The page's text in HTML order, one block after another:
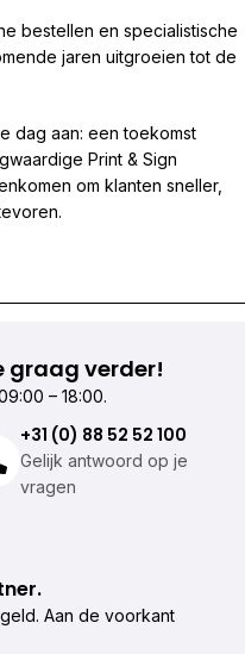
bestellen en specialistische
jaren uitgroeien tot de
dag aan: een toekomst
Print & Sign
om klanten sneller,
graag verder!
– 18:00.
+31 (0) 88 52 52 100
Gelijk antwoord op je
vragen
Aan de voorkant